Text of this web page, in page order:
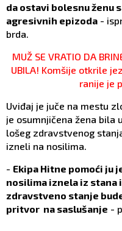
da ostavi bolesnu ženu
agresivnih epizoda -
brda.
MUŽ SE VRATIO DA
UBILA! Komšije otkrile
ranije je
Uviđaj je juče na mestu
je osumnjičena žena bila
lošeg zdravstvenog
izneli na nosilima.
- Ekipa Hitne pomoći ju
nosilima iznela iz stana
zdravstveno stanje
pritvor na saslušanje -